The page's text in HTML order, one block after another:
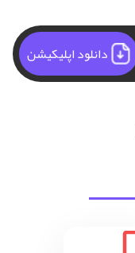
دانلود اپلیکیشن